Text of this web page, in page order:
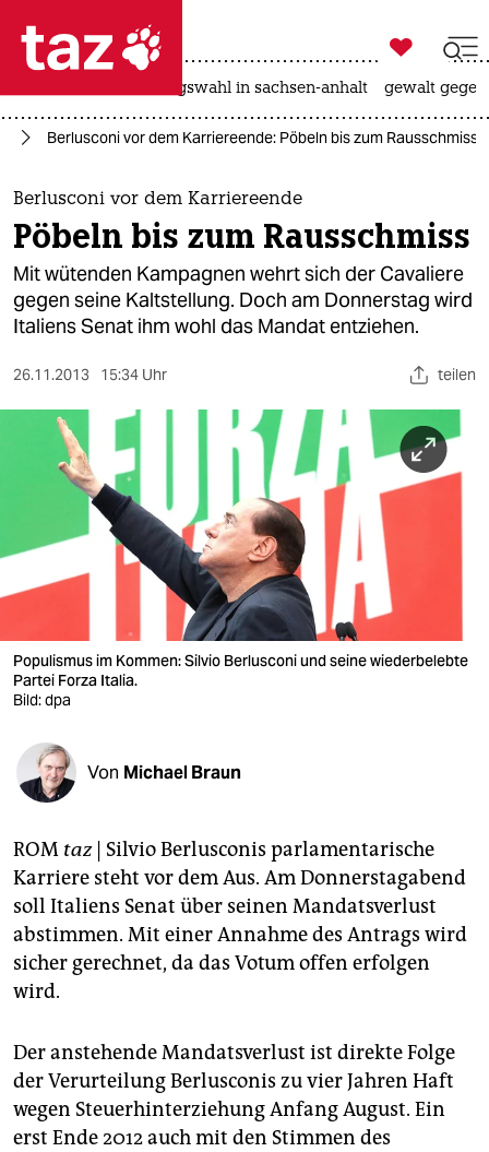
 taz zahl ich
taz zahl ich
themen
politik
öko
sport
nord
wahrheit
verlag
verlag
shop
fragen & hilfe
unterstützen
abo
genossenschaft
epaper login

taz zahl ich
landtagswahl in sachsen-anhalt gewalt
Berlusconi vor dem Karriereende: Pöbeln bis zum Rausschmiss
Berlusconi vor dem Karriereende
Pöbeln bis zum Rausschmiss
Mit wütenden Kampagnen wehrt sich der Cavaliere
gegen seine Kaltstellung. Doch am Donnerstag wird
Italiens Senat ihm wohl das Mandat entziehen.
26.11.2013 15:34 Uhr teilen
Populismus im Kommen: Silvio Berlusconi und seine wiederbelebte
Partei Forza Italia.
Bild: dpa
Von Michael Braun
ROM taz| Silvio Berlusconis parlamentarische
Karriere steht vor dem Aus. Am Donnerstagabend
soll Italiens Senat über seinen Mandatsverlust
abstimmen. Mit einer Annahme des Antrags wird
sicher gerechnet, da das Votum offen erfolgen
wird.
Der anstehende Mandatsverlust ist direkte Folge
der Verurteilung Berlusconis zu vier Jahren Haft
wegen Steuerhinterziehung Anfang August. Ein
erst Ende 2012 auch mit den Stimmen des